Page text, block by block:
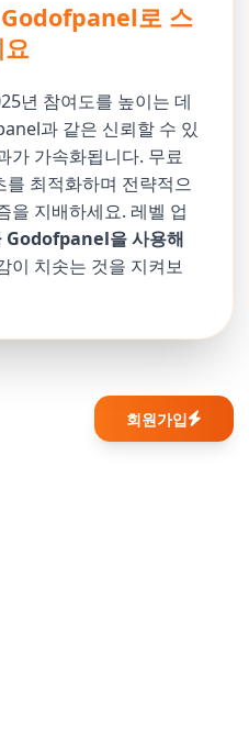
로 스
년 참여도를 높이는 데
과 같은 신뢰할 수 있
가 가속화됩니다. 무료
최적화하며 전략적으
을 지배하세요. 레벨 업
Godofpanel을 사용해
이 치솟는 것을 지켜보
회원가입